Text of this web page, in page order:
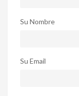
Su Nombre
Su Email